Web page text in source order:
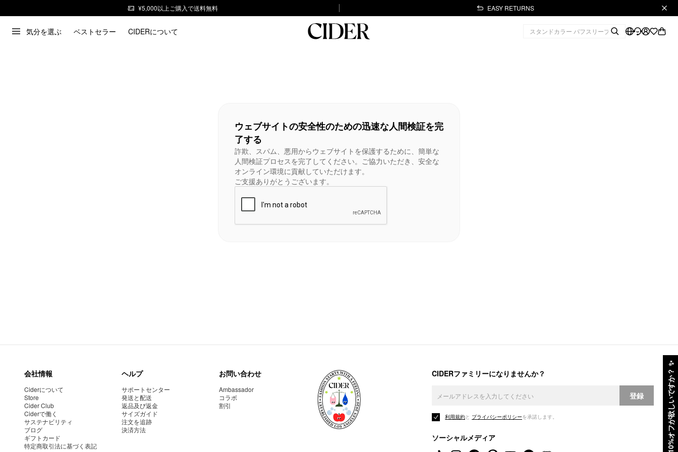
¥5,000以上ご購入で送料無料 EASY RETURNS
気分を選ぶ ベストセラー CIDERについて
10%オフが欲しいですか？
✨
ウェブサイトの安全性のための迅速な人間検証を完
了する
詐欺、スパム、悪用からウェブサイトを保護するために、簡単な
人間検証プロセスを完了してください。ご協力いただき、安全な
オンライン環境に貢献していただけます。
ご支援ありがとうございます。
会社情報
Ciderについて
Store
Cider Club
Ciderで働く
サステナビリティ
ブログ
ギフトカード
特定商取引法に基づく表記
ヘルプ
サポートセンター
発送と配送
返品及び返金
サイズガイド
注文を追跡
決済方法
お問い合わせ
Ambassador
コラボ
割引
CIDERファミリーになりませんか？
登録
利用規約と プライバシーポリシーを承諾します。
ソーシャルメディア